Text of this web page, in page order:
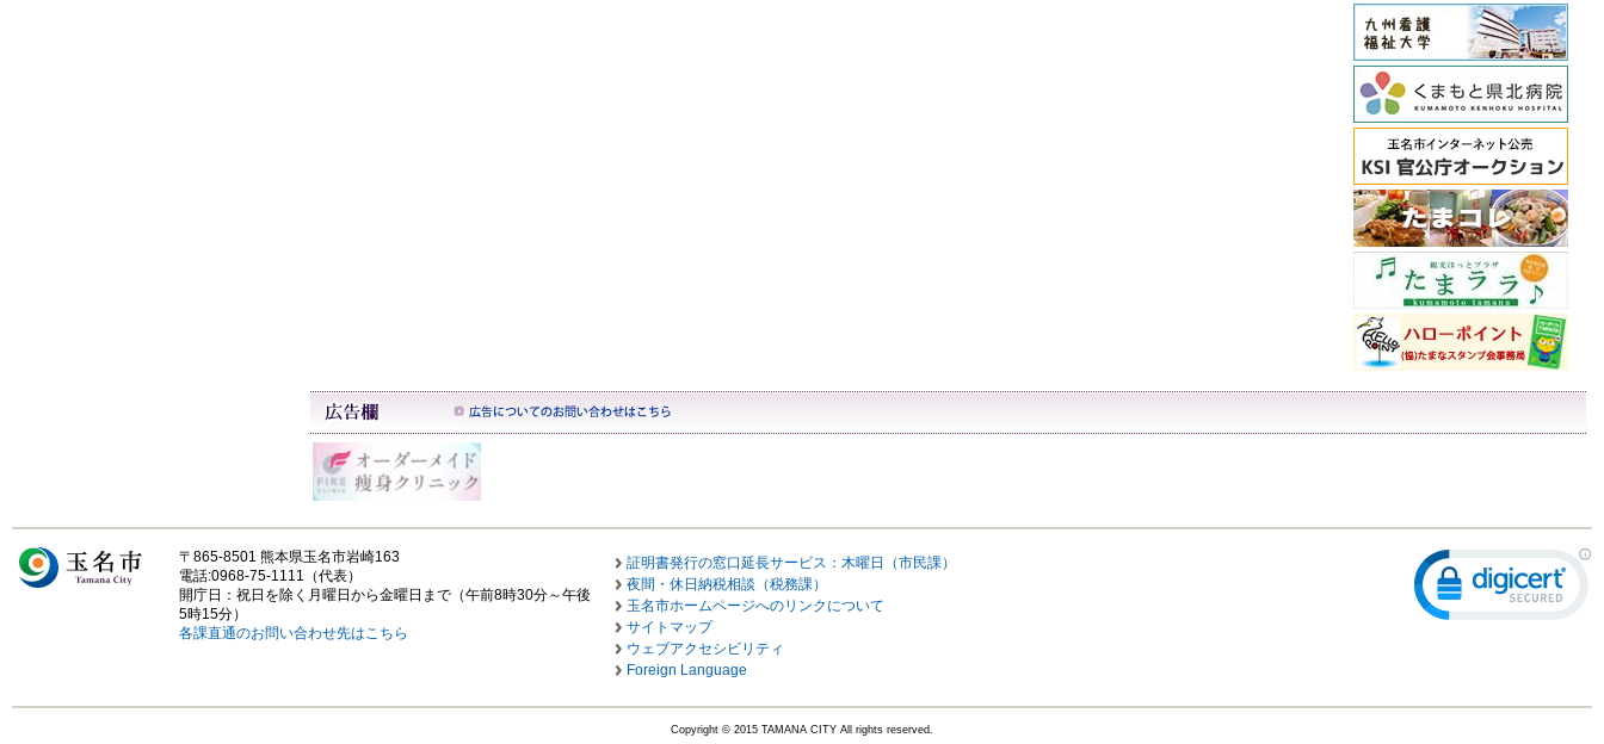
〒865-8501 熊本県玉名市岩崎163
電話:0968-75-1111（代表）
開庁日：祝日を除く月曜日から金曜日まで（午前8時30分～午後
5時15分）
各課直通のお問い合わせ先はこちら
証明書発行の窓口延長サービス：木曜日（市民課）
夜間・休日納税相談（税務課）
玉名市ホームページへのリンクについて
サイトマップ
ウェブアクセシビリティ
Foreign Language
Copyright © 2015 TAMANA CITY All rights reserved.